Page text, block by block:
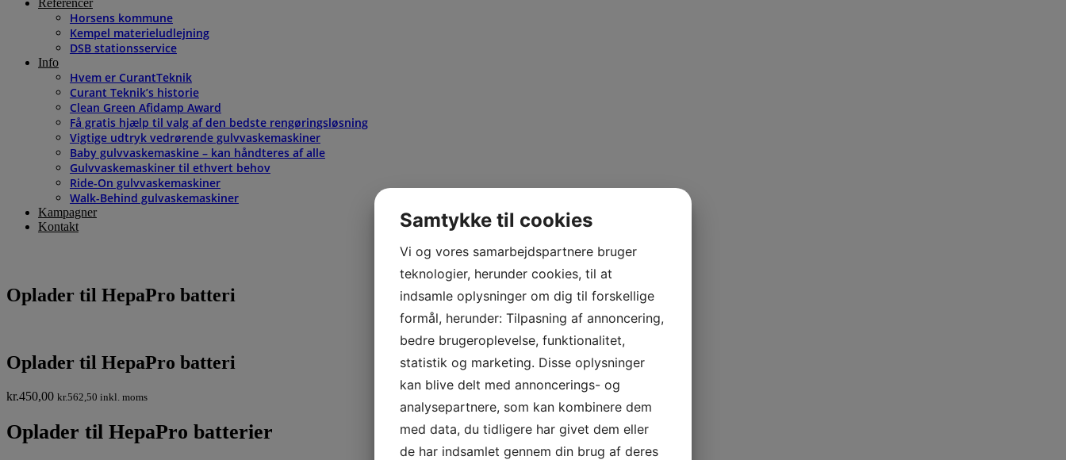
Referencer
Horsens kommune
Kempel materieludlejning
DSB stationsservice
Info
Hvem er CurantTeknik
Curant Teknik’s historie
Clean Green Afidamp Award
Få gratis hjælp til valg af den bedste rengøringsløsning
Vigtige udtryk vedrørende gulvvaskemaskiner
Baby gulvvaskemaskine – kan håndteres af alle
Gulvvaskemaskiner til ethvert behov
Ride-On gulvvaskemaskiner
Walk-Behind gulvaskemaskiner
Kampagner
Kontakt
Oplader til HepaPro batteri
Oplader til HepaPro batteri
kr.450,00 kr.562,50 inkl. moms
Oplader til HepaPro batterier
Samtykke til cookies
Vi og vores samarbejdspartnere bruger
teknologier, herunder cookies, til at
indsamle oplysninger om dig til forskellige
formål, herunder: Tilpasning af annoncering,
bedre brugeroplevelse, funktionalitet,
statistik og marketing. Disse oplysninger
kan blive delt med annoncerings- og
analysepartnere, som kan kombinere dem
med data, du tidligere har givet dem eller
de har indsamlet gennem din brug af deres